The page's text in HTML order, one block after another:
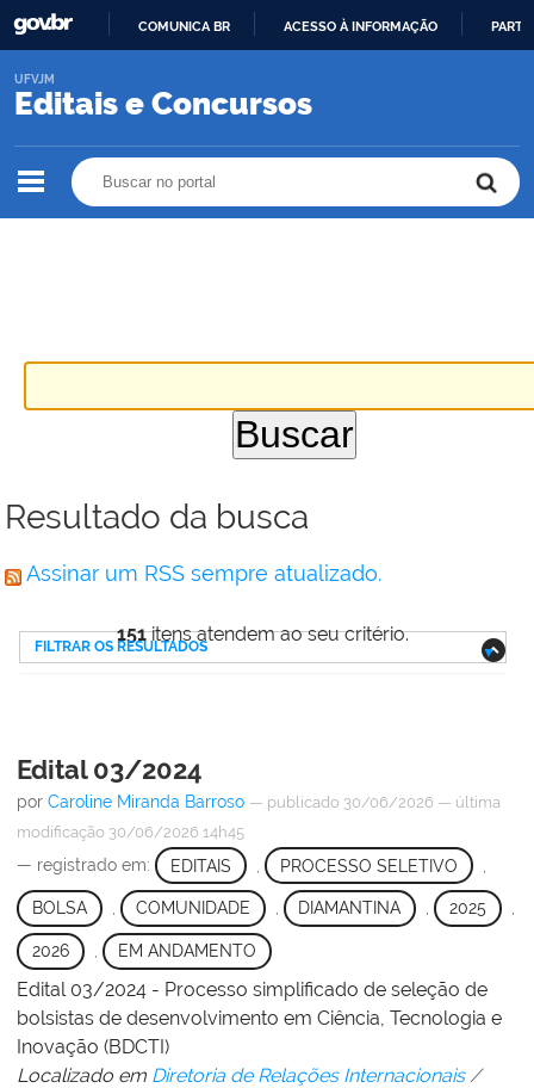
O
COMUNICA BR ACESSO À INFORMAÇÃO
Editais e Concursos
UFVJM
Resultado da busca
Assinar um RSS sempre atualizado.
151itens atendem ao seu critério.
FILTRAR OS RESULTADOS
Edital 03/2024
por Caroline Miranda Barroso — publicado 30/06/2026 — última
modificação 30/06/2026 14h45
— registrado em: EDITAIS PROCESSO SELETIVO
BOLSA , COMUNIDADE , DIAMANTINA , 2025 ,
2026 EM ANDAMENTO
Edital 03/2024 - Processo simplificado de seleção de
bolsistas de desenvolvimento em Ciência, Tecnologia e
Inovação (BDCTI)
Localizado em Diretoria de Relações Internacionais /